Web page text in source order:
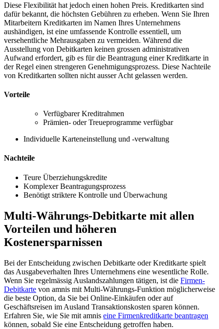
Diese Flexibilität hat jedoch einen hohen Preis. Kreditkarten sind
dafür bekannt, die höchsten Gebühren zu erheben. Wenn Sie Ihren
Mitarbeitern Kreditkarten im Namen Ihres Unternehmens
aushändigen, ist eine umfassende Kontrolle essentiell, um
versehentliche Mehrausgaben zu vermeiden. Während die
Ausstellung von Debitkarten keinen grossen administrativen
Aufwand erfordert, gib es für die Beantragung einer Kreditkarte in
der Regel einen strengeren Genehmigungsprozess. Diese Nachteile
von Kreditkarten sollten nicht ausser Acht gelassen werden.
Vorteile
Verfügbarer Kreditrahmen
Prämien- oder Treueprogramme verfügbar
Individuelle Karteneinstellung und -verwaltung
Nachteile
Teure Überziehungskredite
Komplexer Beantragungsprozess
Benötigt striktere Kontrolle und Überwachung
Multi-Währungs-Debitkarte mit allen
Vorteilen und höheren
Kostenersparnissen
Bei der Entscheidung zwischen Debitkarte oder Kreditkarte spielt
das Ausgabeverhalten Ihres Unternehmens eine wesentliche Rolle.
Wenn Sie regelmässig Auslandszahlungen tätigen, ist die Firmen-
Debitkarte von amnis mit Multi-Währungs-Funktion möglicherweise
die beste Option, da Sie bei Online-Einkäufen oder auf
Geschäftsreisen im Ausland Transaktionskosten sparen können.
Erfahren Sie, wie Sie mit amnis eine Firmenkreditkarte beantragen
können, sobald Sie eine Entscheidung getroffen haben.